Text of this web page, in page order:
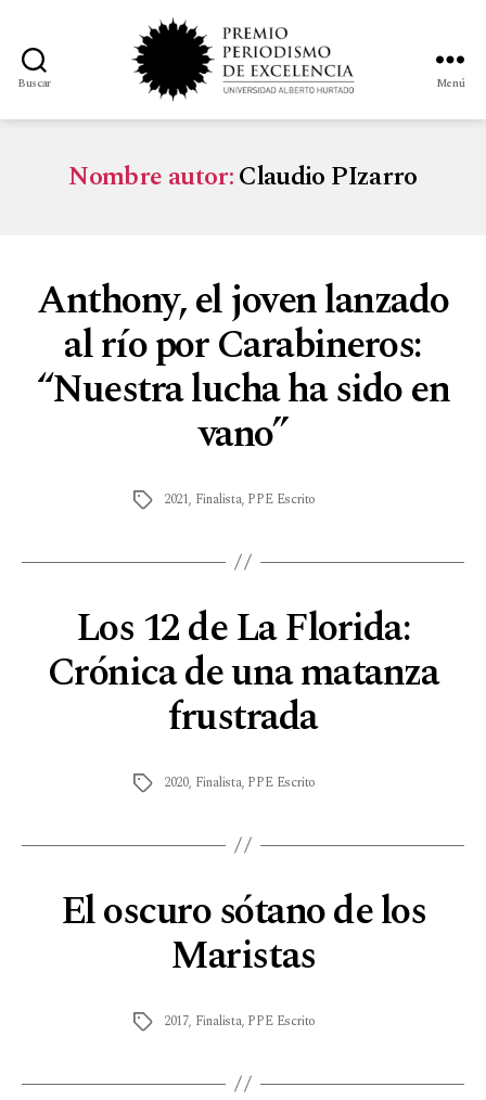
Buscar Menú
Nombre autor:Claudio PIzarro
Anthony, el joven lanzado
al río por Carabineros:
“Nuestra lucha ha sido en
vano”
2021, Finalista, PPE Escrito
Los 12 de La Florida:
Crónica de una matanza
frustrada
2020, Finalista, PPE Escrito
El oscuro sótano de los
Maristas
2017, Finalista, PPE Escrito